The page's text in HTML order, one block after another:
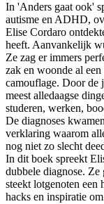
In 'Anders gaat ook'
autisme en ADHD,
Elise Cordaro
heeft. Aanvankelijk
Ze zag er immers
zak en woonde al
camouflage. Door de
meest alledaagse
studeren, werken,
De diagnoses
verklaring waarom
nog niet zo slecht
In dit boek spreekt
dubbele diagnose.
steekt lotgenoten een
hacks en inspiratie